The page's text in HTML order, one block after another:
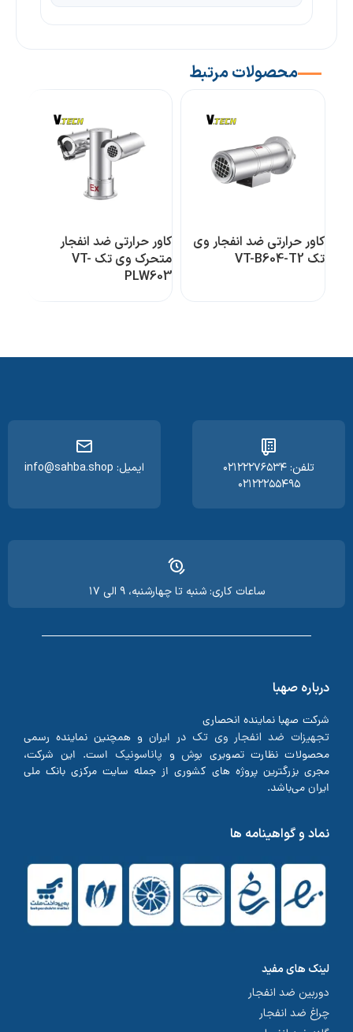
محصولات مرتبط
کاور حرارتی ضد انفجار وی
تک VT-B604-T2
کاور حرارتی ضد انفجار
متحرک وی تک VT-
PLW603
تلفن: ۰۲۱۲۲۲۷۶۵۳۴
۰۲۱۲۲۲۵۵۴۹۵
ایمیل: info@sahba.shop
ساعات کاری: شنبه تا چهارشنبه، ۹ الی ۱۷
درباره صهبا
شرکت صهبا نماینده انحصاری
تجهیزات ضد انفجار وی تک در ایران و همچنین نماینده رسمی
محصولات نظارت تصویری بوش و پاناسونیک است. این شرکت،
مجری بزرگترین پروژه های کشوری از جمله سایت مرکزی بانک ملی
ایران می‌باشد.
نماد و گواهینامه ها
لینک های مفید
دوربین ضد انفجار
چراغ ضد انفجار